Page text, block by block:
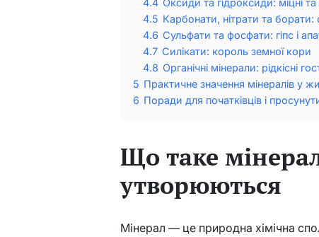
4.4 Оксиди та гідроксиди: міцні
4.5 Карбонати, нітрати та борати:
4.6 Сульфати та фосфати: гіпс і
4.7 Силікати: король земної кори
4.8 Органічні мінерали: рідкісні
5 Практичне значення мінералів у
6 Поради для початківців і
Що таке
утворюються
Мінерал — це природна хімічна